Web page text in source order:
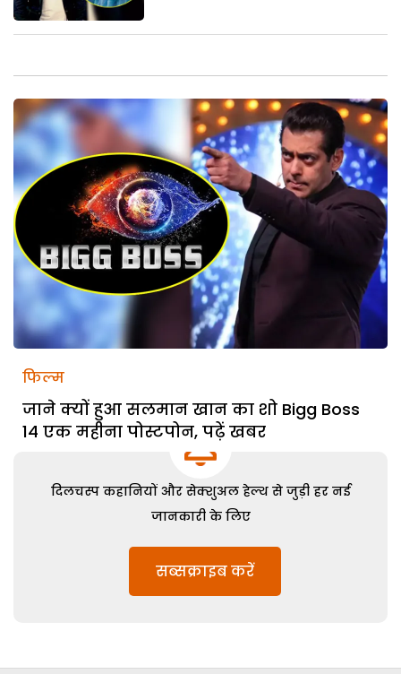
फिल्म
जाने क्यों हुआ सलमान खान का शो Bigg Boss
14 एक महीना पोस्टपोन, पढ़ें खबर
दिलचस्प कहानियों और सेक्शुअल हेल्थ से जुड़ी हर नई
जानकारी के लिए
सब्सक्राइब करें